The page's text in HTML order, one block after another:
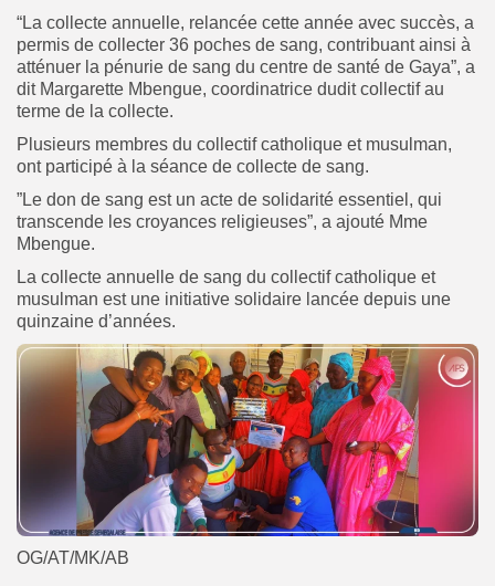
“La collecte annuelle, relancée cette année avec succès, a
permis de collecter 36 poches de sang, contribuant ainsi à
atténuer la pénurie de sang du centre de santé de Gaya”, a
dit Margarette Mbengue, coordinatrice dudit collectif au
terme de la collecte.
Plusieurs membres du collectif catholique et musulman,
ont participé à la séance de collecte de sang.
”Le don de sang est un acte de solidarité essentiel, qui
transcende les croyances religieuses”, a ajouté Mme
Mbengue.
La collecte annuelle de sang du collectif catholique et
musulman est une initiative solidaire lancée depuis une
quinzaine d’années.
OG/AT/MK/AB